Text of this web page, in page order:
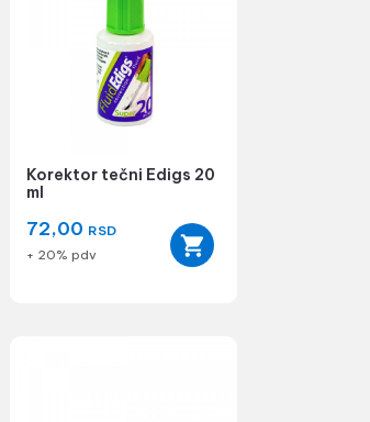
Korektor tečni Edigs 20
ml
72,00 RSD
+ 20% pdv